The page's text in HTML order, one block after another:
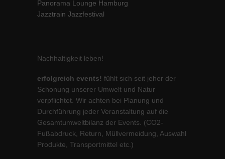
Panorama Lounge Hamburg
Jazztrain Jazzfestival
Nachhaltigkeit leben!
erfolgreich events! fühlt sich seit jeher der
Schonung unserer Umwelt und Natur
verpflichtet. Wir achten bei Planung und
Durchführung jeder Veranstaltung auf die
Gesamtumweltbilanz der Events. (CO2-
Fußabdruck, Return, Müllvermeidung, Auswahl
Produkte, Transportmittel etc.)